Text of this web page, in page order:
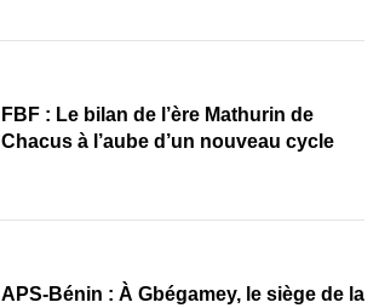
FBF : Le bilan de l’ère Mathurin de
Chacus à l’aube d’un nouveau cycle
APS-Bénin : À Gbégamey, le siège de la